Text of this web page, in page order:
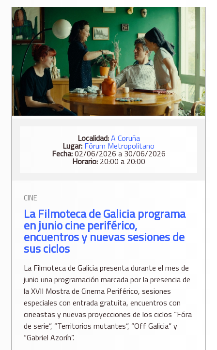
Localidad:A Coruña
Lugar: Fórum Metropolitano
Fecha:02/06/2026 a 30/06/2026
Horario:20:00 a 20:00
CINE
La Filmoteca de Galicia programa
en junio cine periférico,
encuentros y nuevas sesiones de
sus ciclos
La Filmoteca de Galicia presenta durante el mes de
junio una programación marcada por la presencia de
la XVII Mostra de Cinema Periférico, sesiones
especiales con entrada gratuita, encuentros con
cineastas y nuevas proyecciones de los ciclos “Fóra
de serie”, “Territorios mutantes”, “Off Galicia” y
“Gabriel Azorín”.